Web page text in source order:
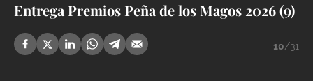
Entrega Premios Peña de los Magos 2026 (9)
10/31